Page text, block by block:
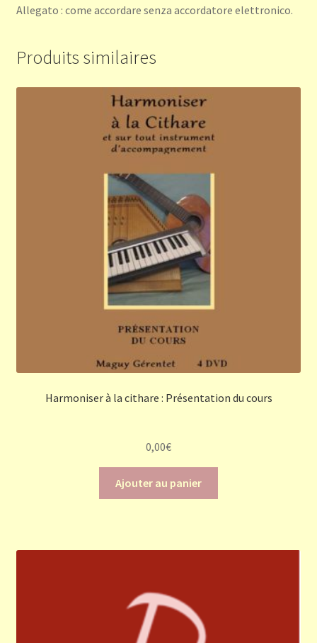
Allegato : come accordare senza accordatore elettronico.
Produits similaires
Harmoniser à la cithare : Présentation du cours
0,00€
Ajouter au panier